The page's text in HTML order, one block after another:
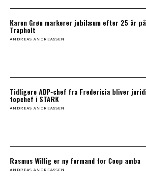
Karen Grøn markerer jubilæum efter 25 år på
Trapholt
ANDREAS ANDREASSEN
Tidligere ADP-chef fra Fredericia bliver
topchef i STARK
ANDREAS ANDREASSEN
Rasmus Willig er ny formand for Coop amba
ANDREAS ANDREASSEN